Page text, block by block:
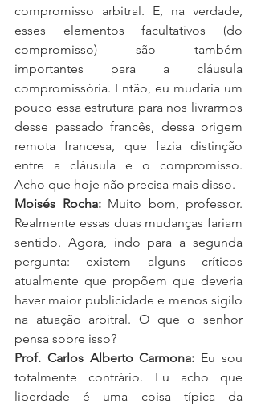
compromisso arbitral. E, na verdade,
esses elementos facultativos (do
compromisso) são também
importantes para a cláusula
compromissória. Então, eu mudaria um
pouco essa estrutura para nos livrarmos
desse passado francês, dessa origem
remota francesa, que fazia distinção
entre a cláusula e o compromisso.
Acho que hoje não precisa mais disso.
Moisés Rocha: Muito bom, professor.
Realmente essas duas mudanças fariam
sentido. Agora, indo para a segunda
pergunta: existem alguns críticos
atualmente que propõem que deveria
haver maior publicidade e menos sigilo
na atuação arbitral. O que o senhor
pensa sobre isso?
Prof. Carlos Alberto Carmona: Eu sou
totalmente contrário. Eu acho que
liberdade é uma coisa típica da